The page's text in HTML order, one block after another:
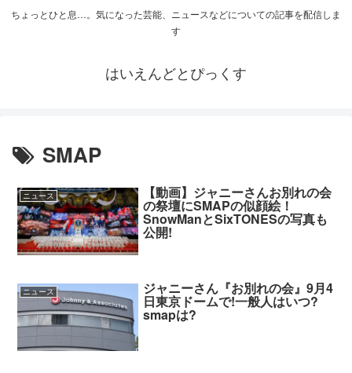
ちょっとひと息…。気になった芸能、ニュースなどについての記事を配信しま
す
はいえんどとぴっくす
SMAP
ニュース 【動画】ジャニーさんお別れの会
の祭壇にSMAPの似顔絵！
SnowManとSixTONESの写真も
公開!
ニュース ジャニーさん『お別れの会』9月4
日東京ドームで!一般人はいつ?
smapは?